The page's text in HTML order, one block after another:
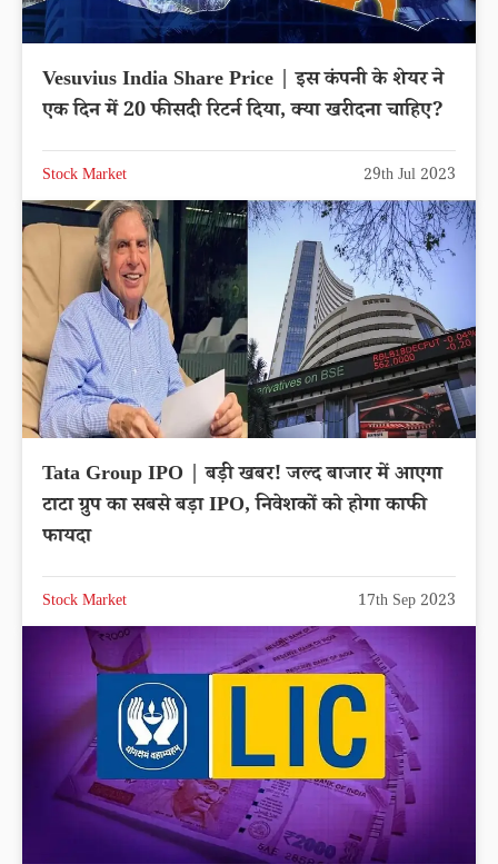
Vesuvius India Share Price | इस कंपनी के शेयर ने
एक दिन में 20 फीसदी रिटर्न दिया, क्या खरीदना चाहिए?
Stock Market 29th Jul 2023
Tata Group IPO | बड़ी खबर! जल्द बाजार में आएगा
टाटा ग्रुप का सबसे बड़ा IPO, निवेशकों को होगा काफी
फायदा
Stock Market 17th Sep 2023